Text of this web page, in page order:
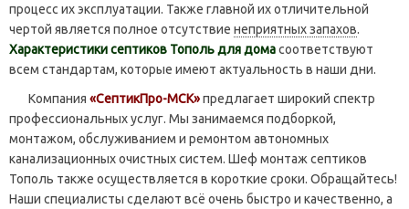
процесс их эксплуатации. Также главной их отличительной
чертой является полное отсутствие неприятных запахов.
Характеристики септиков Тополь для домасоответствуют
всем стандартам, которые имеют актуальность в наши дни.
Компания «СептикПро-МСК»предлагает широкий спектр
профессиональных услуг. Мы занимаемся подборкой,
монтажом, обслуживанием и ремонтом автономных
канализационных очистных систем. Шеф монтаж септиков
Тополь также осуществляется в короткие сроки. Обращайтесь!
Наши специалисты сделают всё очень быстро и качественно, а